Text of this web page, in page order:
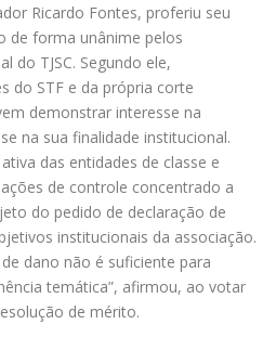
Ricardo Fontes, proferiu seu
de forma unânime pelos
do TJSC. Segundo ele,
do STF e da própria corte
demonstrar interesse na
na sua finalidade institucional.
das entidades de classe e
de controle concentrado a
do pedido de declaração de
institucionais da associação.
dano não é suficiente para
temática”, afirmou, ao votar
de mérito.